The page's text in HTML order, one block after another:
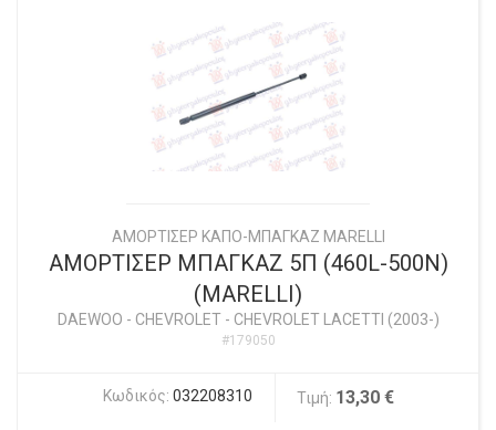
ΑΜΟΡΤΙΣΕΡ ΚΑΠΟ-ΜΠΑΓΚΑΖ MARELLI
ΑΜΟΡΤΙΣΕΡ ΜΠΑΓΚΑΖ 5Π (460L-500N)
(MARELLI)
DAEWOO - CHEVROLET- CHEVROLET LACETTI (2003-)
#179050
Κωδικός: 032208310 Τιμή: 13,30 €